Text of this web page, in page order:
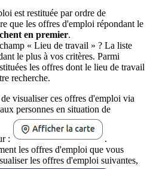
est restituée par ordre de
que les offres d'emploi répondant le
en premier.
« Lieu de travail » ? La liste
le plus à vos critères. Parmi
les offres dont le lieu de travail
recherche.
visualiser ces offres d'emploi via
personnes en situation de
:
.
les offres d'emploi que vous
les offres d'emploi suivantes,